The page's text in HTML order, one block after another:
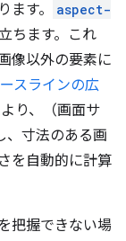
す。
aspect-
ちます。これ
像以外の要素に
スラインの広
り、（画面サ
、寸法のある画
を自動的に計算
把握できない場